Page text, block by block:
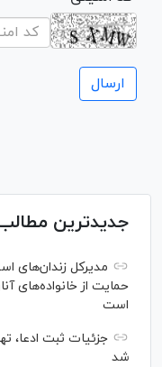
جدیدترین
مدیرکل زندان‌های
حمایت از خانواده‌های
است
شد